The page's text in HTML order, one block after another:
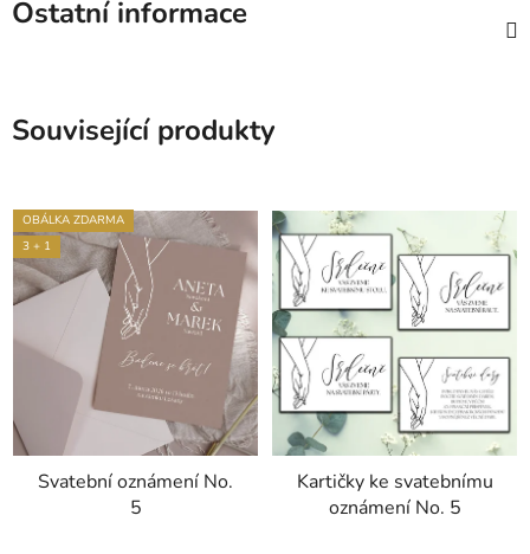
Ostatní informace
Související produkty
OBÁLKA ZDARMA
3 + 1
Svatební oznámení No.
5
Kartičky ke svatebnímu
oznámení No. 5